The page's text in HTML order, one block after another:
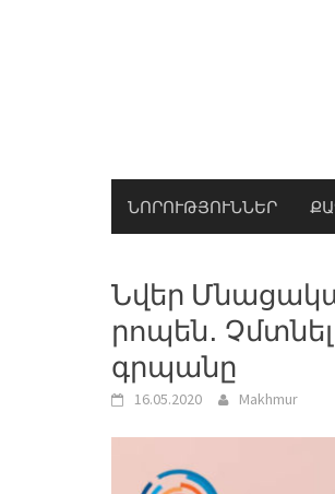
ՆՈՐՈՒԹՅՈՒՆՆԵՐ
Նվեր
րոպեն․
գրպանը
16.05.2020 Makhmur